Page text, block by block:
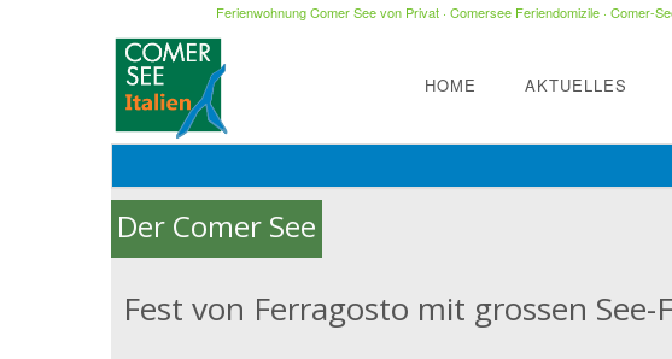
Ferienwohnung Comer See von Privat· Comersee Feriendomizile· Comer-
HOME AKTUELLES
Der Comer See
Fest von Ferragosto mit grossen See-